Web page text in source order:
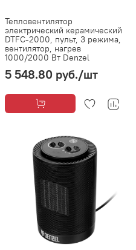
Тепловентилятор
электрический керамический
DTFC-2000, пульт, 3 режима,
вентилятор, нагрев
1000/2000 Вт Denzel
5 548.80 руб./шт